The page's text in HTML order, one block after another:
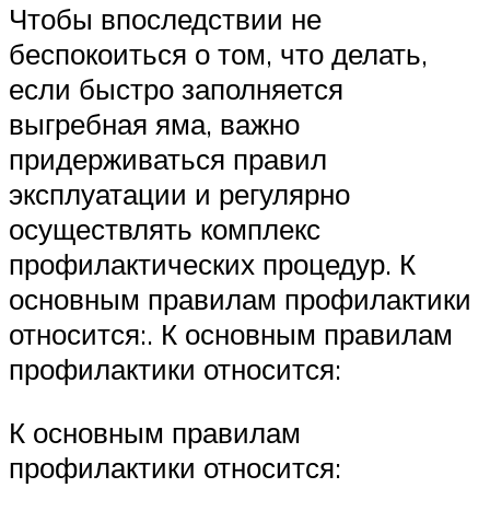
Чтобы впоследствии не
беспокоиться о том, что делать,
если быстро заполняется
выгребная яма, важно
придерживаться правил
эксплуатации и регулярно
осуществлять комплекс
профилактических процедур. К
основным правилам профилактики
относится:. К основным правилам
профилактики относится:
К основным правилам
профилактики относится: